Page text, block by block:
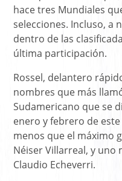
hace tres Mundiales
selecciones. Incluso, a
dentro de las
última participación.
Rossel, delantero
nombres que más
Sudamericano que se
enero y febrero de
menos que el máximo
Néiser Villarreal, y uno
Claudio Echeverri.